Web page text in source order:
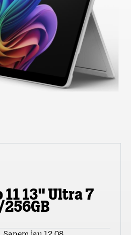
11 13" Ultra 7
256GB